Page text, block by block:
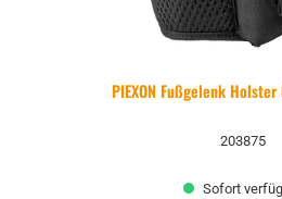
PIEXON Fußgelenk
203875
Sofort